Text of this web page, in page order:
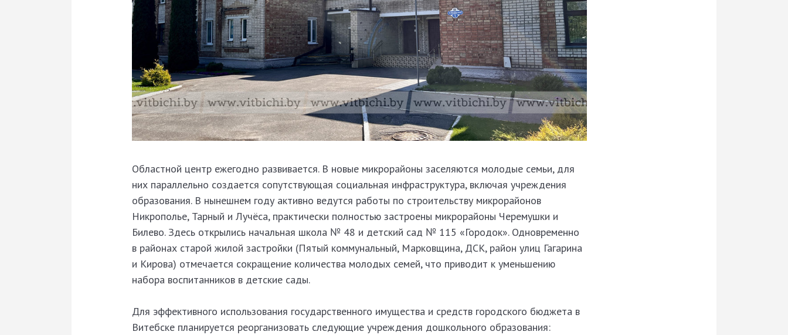
Областной центр ежегодно развивается. В новые микрорайоны заселяются молодые семьи, для
них параллельно создается сопутствующая социальная инфраструктура, включая учреждения
образования. В нынешнем году активно ведутся работы по строительству микрорайонов
Никрополье, Тарный и Лучёса, практически полностью застроены микрорайоны Черемушки и
Билево. Здесь открылись начальная школа № 48 и детский сад № 115 «Городок». Одновременно
в районах старой жилой застройки (Пятый коммунальный, Марковщина, ДСК, район улиц Гагарина
и Кирова) отмечается сокращение количества молодых семей, что приводит к уменьшению
набора воспитанников в детские сады.
Для эффективного использования государственного имущества и средств городского бюджета в
Витебске планируется реорганизовать следующие учреждения дошкольного образования: